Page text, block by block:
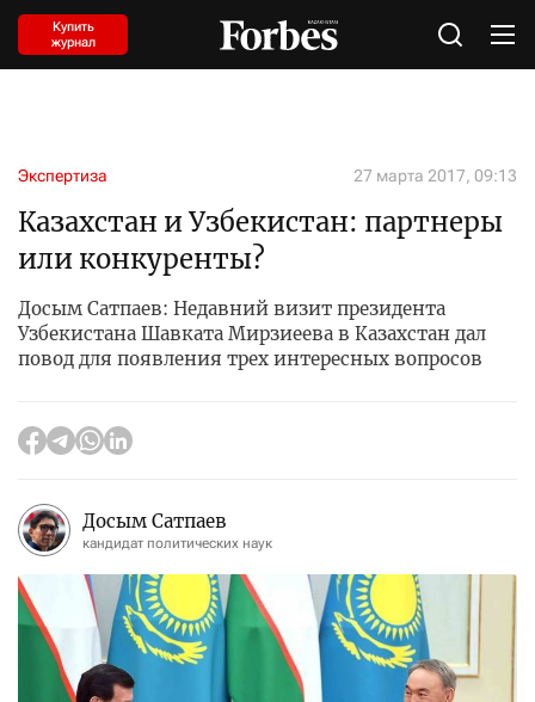
Купить
журнал
Экспертиза 27 марта 2017, 09:13
Казахстан и Узбекистан: партнеры
или конкуренты?
Досым Сатпаев: Недавний визит президента
Узбекистана Шавката Мирзиеева в Казахстан дал
повод для появления трех интересных вопросов
Досым Сатпаев
кандидат политических наук